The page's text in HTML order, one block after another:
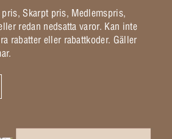
Skarpt pris, Medlemspris,
redan nedsatta varor. Kan inte
rabatter eller rabattkoder. Gäller